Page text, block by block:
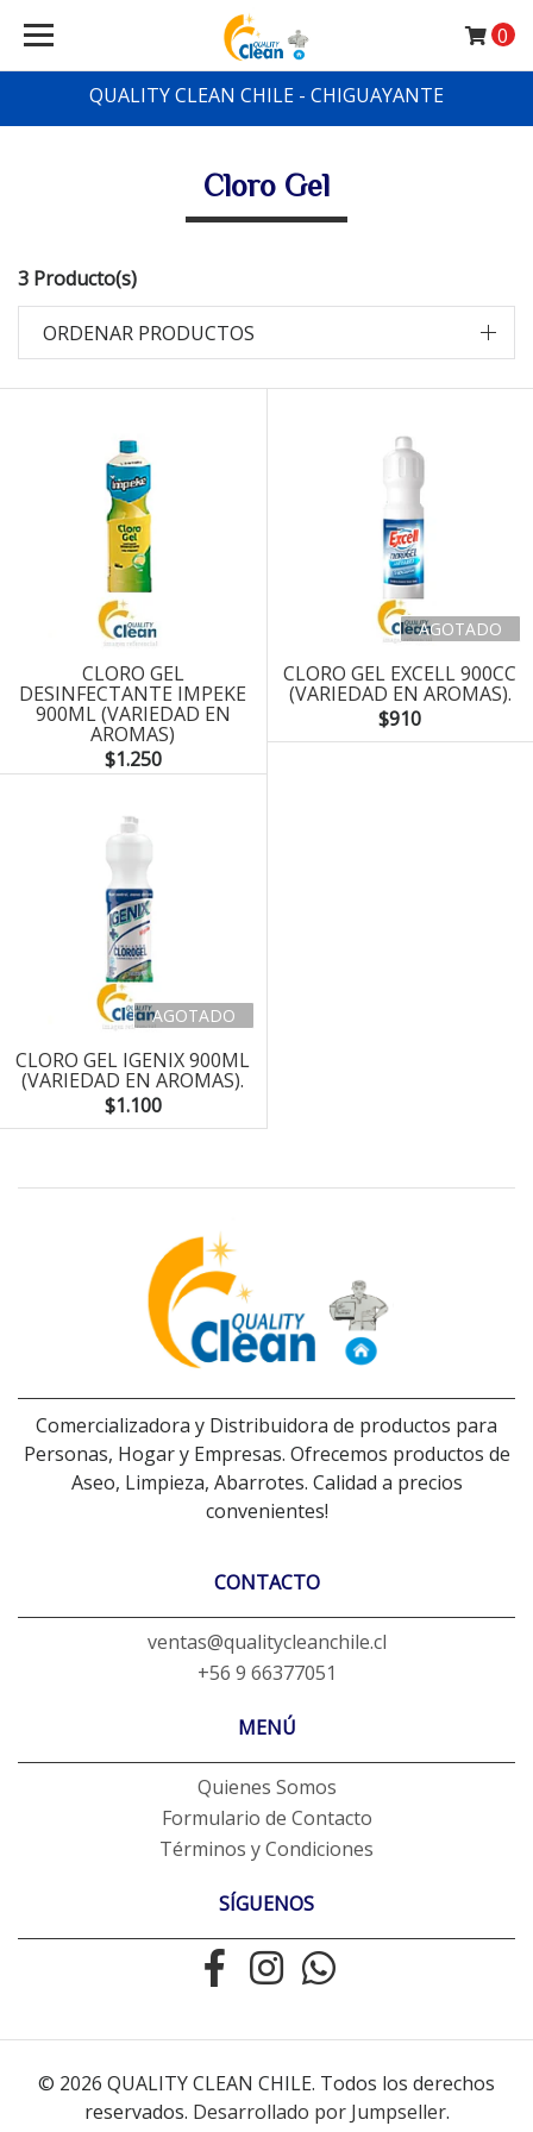
QUALITY CLEAN CHILE - CHIGUAYANTE
0
Cloro Gel
3 Producto(s)
ORDENAR PRODUCTOS
CLORO GEL
DESINFECTANTE IMPEKE
900ML (VARIEDAD EN
AROMAS)
$1.250
AGOTADO
CLORO GEL EXCELL 900CC
(VARIEDAD EN AROMAS).
$910
AGOTADO
CLORO GEL IGENIX 900ML
(VARIEDAD EN AROMAS).
$1.100
Comercializadora y Distribuidora de productos para
Personas, Hogar y Empresas. Ofrecemos productos de
Aseo, Limpieza, Abarrotes. Calidad a precios
convenientes!
CONTACTO
ventas@qualitycleanchile.cl
+56 9 66377051
MENÚ
Quienes Somos
Formulario de Contacto
Términos y Condiciones
SÍGUENOS
© 2026 QUALITY CLEAN CHILE. Todos los derechos
reservados. Desarrollado por Jumpseller.